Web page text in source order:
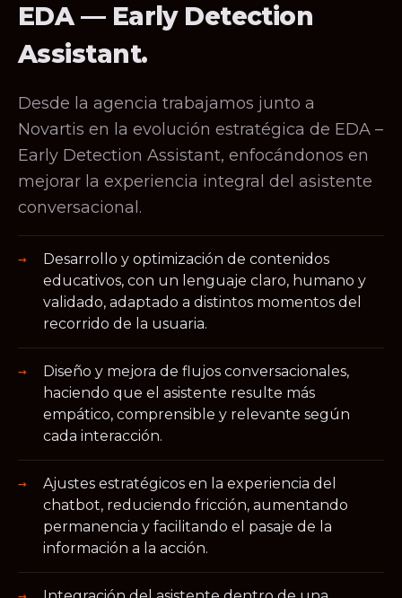
EDA — Early Detection
Assistant.
Desde la agencia trabajamos junto a
Novartis en la evolución estratégica de EDA –
Early Detection Assistant, enfocándonos en
mejorar la experiencia integral del asistente
conversacional.
Desarrollo y optimización de contenidos
educativos, con un lenguaje claro, humano y
validado, adaptado a distintos momentos del
recorrido de la usuaria.
Diseño y mejora de flujos conversacionales,
haciendo que el asistente resulte más
empático, comprensible y relevante según
cada interacción.
Ajustes estratégicos en la experiencia del
chatbot, reduciendo fricción, aumentando
permanencia y facilitando el pasaje de la
información a la acción.